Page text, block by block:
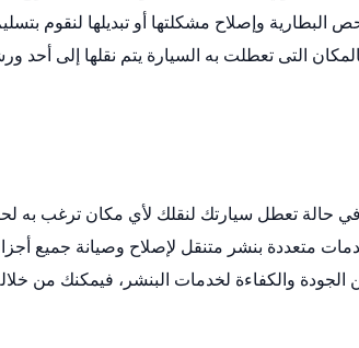
وإصلاح مشكلتها أو تبديلها لنقوم
التى تعطلت به السيارة يتم نقلها إلى أحد
حالة تعطل سيارتك لنقلك لأي مكان ترغب به
متعددة بنشر متنقل لإصلاح وصيانة جميع
والكفاءة لخدمات البنشر، فيمكنك من